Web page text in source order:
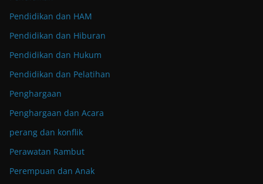
Pendidikan dan HAM
Pendidikan dan Hiburan
Pendidikan dan Hukum
Pendidikan dan Pelatihan
Penghargaan
Penghargaan dan Acara
perang dan konflik
Perawatan Rambut
Perempuan dan Anak